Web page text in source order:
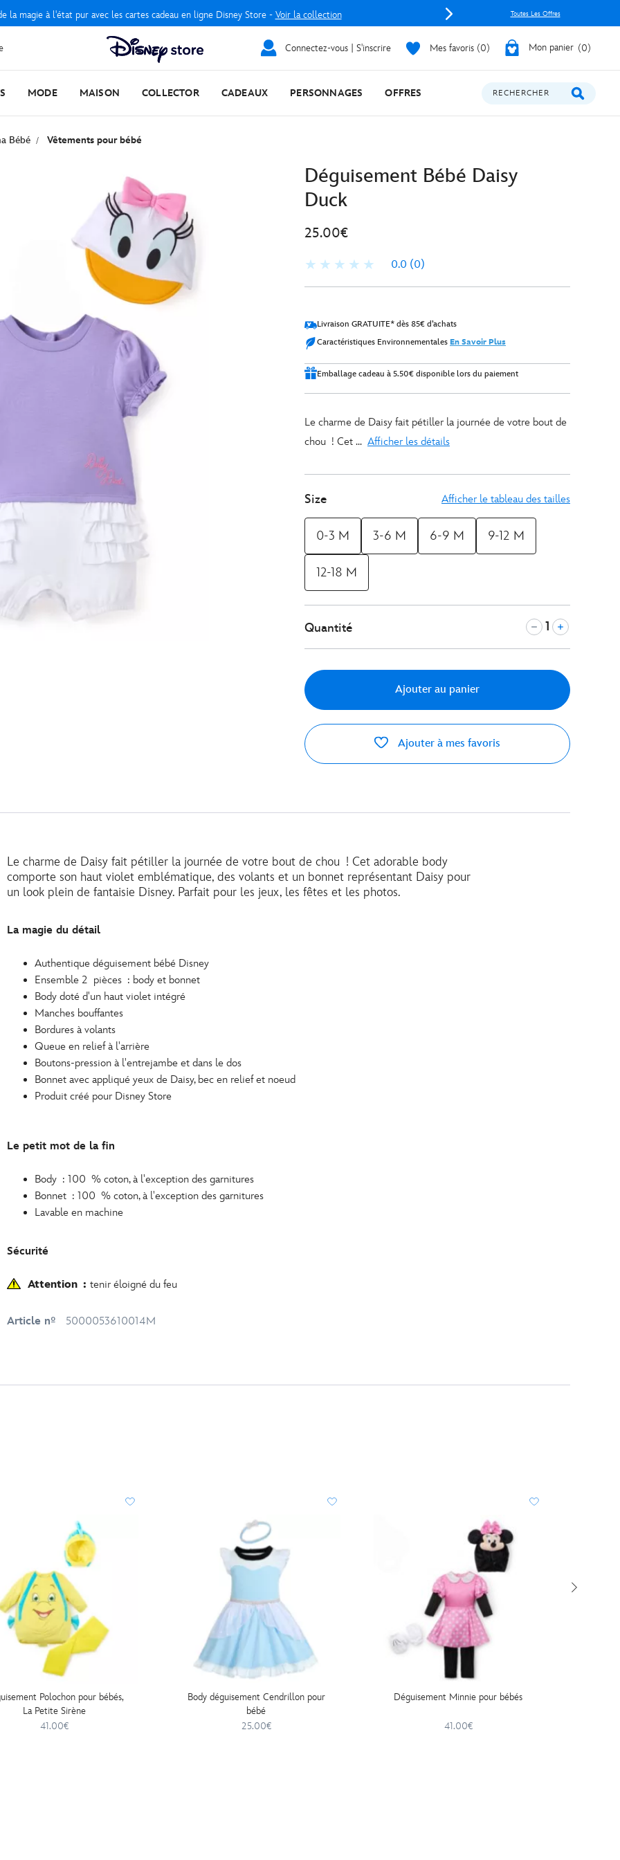
la magie à l'état pur avec les cartes cadeau en ligne Disney Store - Voir la collection Toutes Les Offres
Connectez-vous | S'inscrire Mes favoris 0 Mon panier 0
MODE MAISON COLLECTOR CADEAUX PERSONNAGES OFFRES RECHERCHER
Bébé Vêtements pour bébé
Déguisement Bébé Daisy
Duck
25.00€
0.0 (0)
Livraison GRATUITE* dès 85€ d’achats
Caractéristiques Environnementales En Savoir Plus
Emballage cadeau à 5.50€ disponible lors du paiement
Le charme de Daisy fait pétiller la journée de votre bout de
chou ! Cet ... Afficher les détails
Size Afficher le tableau des tailles
0-3 M 3-6 M 6-9 M 9-12 M
12-18 M
Quantité
Ajouter au panier
Ajouter à mes favoris
Le charme de Daisy fait pétiller la journée de votre bout de chou ! Cet adorable body
comporte son haut violet emblématique, des volants et un bonnet représentant Daisy pour
un look plein de fantaisie Disney. Parfait pour les jeux, les fêtes et les photos.
La magie du détail
Authentique déguisement bébé Disney
Ensemble 2 pièces : body et bonnet
Body doté d'un haut violet intégré
Manches bouffantes
Bordures à volants
Queue en relief à l'arrière
Boutons-pression à l'entrejambe et dans le dos
Bonnet avec appliqué yeux de Daisy, bec en relief et noeud
Produit créé pour Disney Store
Le petit mot de la fin
Body : 100 % coton, à l'exception des garnitures
Bonnet : 100 % coton, à l'exception des garnitures
Lavable en machine
Sécurité
Attention : tenir éloigné du feu
Article nº 5000053610014M
Polochon pour bébés,
La Petite Sirène
41.00€
Body déguisement Cendrillon pour
bébé
25.00€
Déguisement Minnie pour bébés
41.00€